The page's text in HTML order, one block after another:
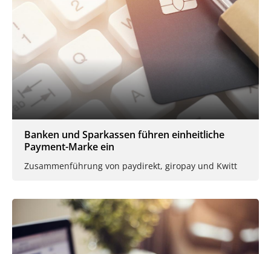
Banken und Sparkassen führen einheitliche
Payment-Marke ein
Zusammenführung von paydirekt, giropay und Kwitt